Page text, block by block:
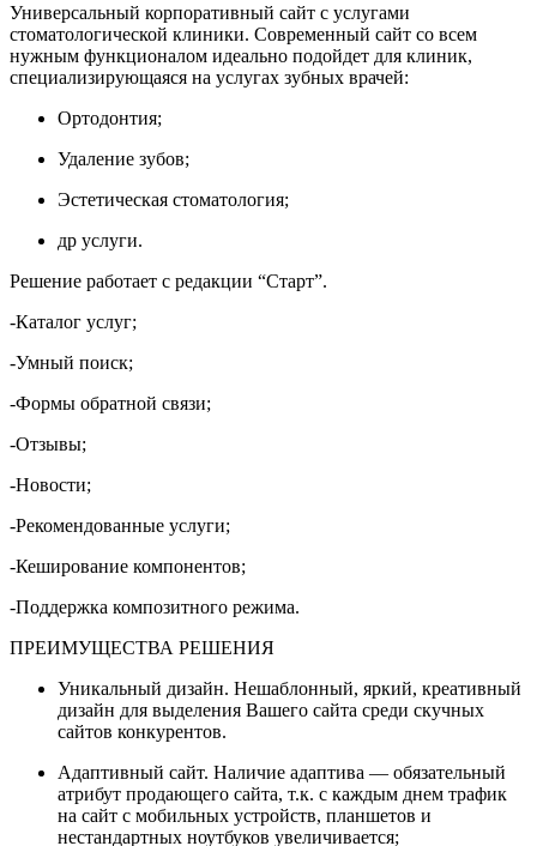
Универсальный корпоративный сайт с услугами
стоматологической клиники. Современный сайт со всем
нужным функционалом идеально подойдет для клиник,
специализирующаяся на услугах зубных врачей:
Ортодонтия;
Удаление зубов;
Эстетическая стоматология;
др услуги.
Решение работает с редакции “Старт”.
-Каталог услуг;
-Умный поиск;
-Формы обратной связи;
-Отзывы;
-Новости;
-Рекомендованные услуги;
-Кеширование компонентов;
-Поддержка композитного режима.
ПРЕИМУЩЕСТВА РЕШЕНИЯ
Уникальный дизайн. Нешаблонный, яркий, креативный
дизайн для выделения Вашего сайта среди скучных
сайтов конкурентов.
Адаптивный сайт. Наличие адаптива — обязательный
атрибут продающего сайта, т.к. с каждым днем трафик
на сайт с мобильных устройств, планшетов и
нестандартных ноутбуков увеличивается;